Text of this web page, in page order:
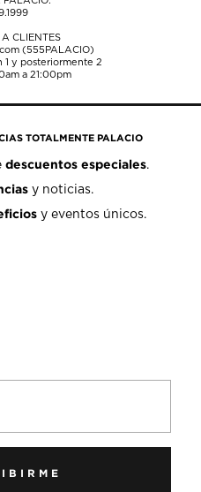
CLIENTES
(555PALACIO)
1 y posteriormente 2
a 21:00pm
TOTALMENTE PALACIO
descuentos especiales.
y noticias.
y eventos únicos.